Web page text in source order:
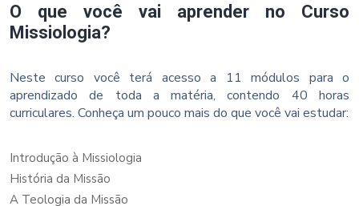
O que você vai aprender no Curso
Missiologia?
Neste curso você terá acesso a 11 módulos para o
aprendizado de toda a matéria, contendo 40 horas
curriculares. Conheça um pouco mais do que você vai estudar:
Introdução à Missiologia
História da Missão
A Teologia da Missão